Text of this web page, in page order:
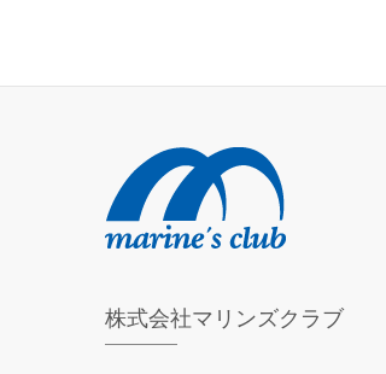
株式会社マリンズクラブ